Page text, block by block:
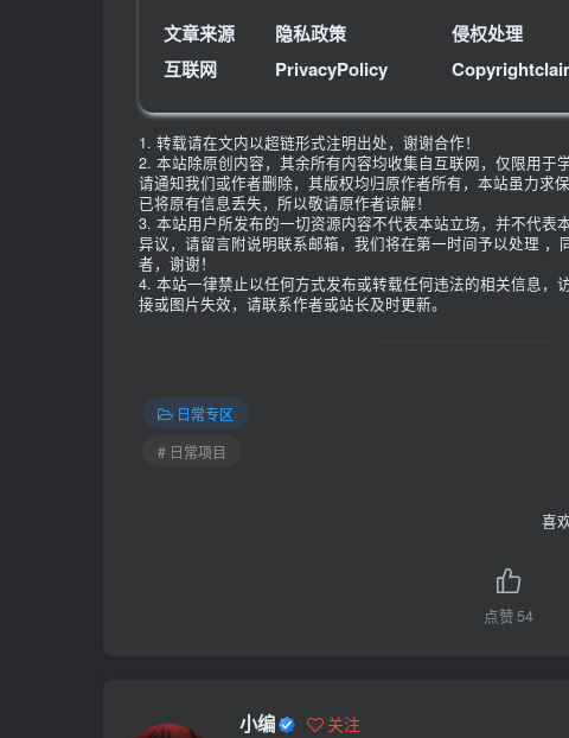
文章来源
互联网
隐私政策
PrivacyPolicy
侵权处理
1. 转载请在文内以超链形式注明出处，谢谢合作！
2. 本站除原创内容，其余所有内容均收集自互联网，仅限用于
请通知我们或作者删除，其版权均归原作者所有，本站虽力求
已将原有信息丢失，所以敬请原作者谅解！
3. 本站用户所发布的一切资源内容不代表本站立场，并不代
异议，请留言附说明联系邮箱，我们将在第一时间予以处理
者，谢谢！
4. 本站一律禁止以任何方式发布或转载任何违法的相关信息
接或图片失效，请联系作者或站长及时更新。
日常专区
# 日常项目
喜
点赞 54
小编 关注